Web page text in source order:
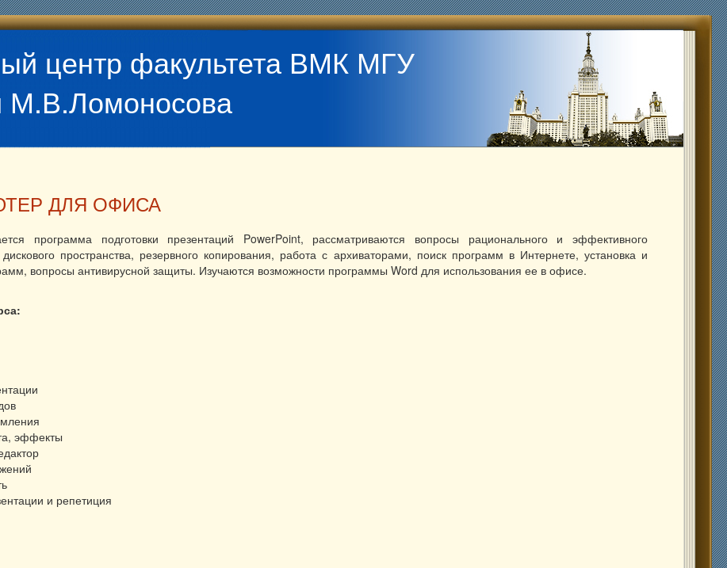
центр факультета ВМК МГУ
М.В.Ломоносова
ДЛЯ ОФИСА
программа подготовки презентаций PowerPoint, рассматриваются вопросы рационального и эффективного
дискового пространства, резервного копирования, работа с архиваторами, поиск программ в Интернете, установка и
вопросы антивирусной защиты. Изучаются возможности программы Word для использования ее в офисе.
эффекты
и репетиция